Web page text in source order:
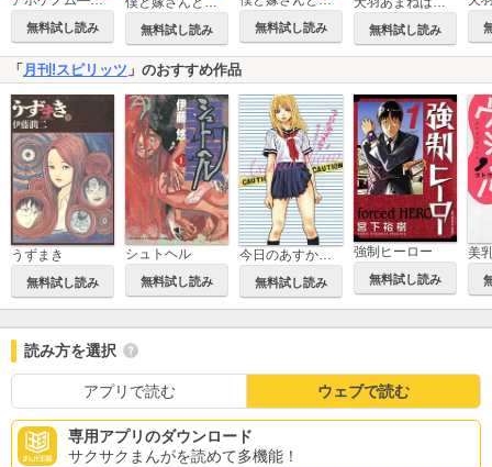
無料試し読み 無料試し読み 無料試し読み 無料試し読み
「 月刊!スピリッツ 」のおすすめ作品
うずまき
無料試し読み
シュトヘル
無料試し読み
今日のあすかショー
無料試し読み
強制ヒーロー
無料試し読み
読み方を選択
アプリで読む ウェブで読む
専用アプリのダウンロード
サクサクまんがを読めて多機能！